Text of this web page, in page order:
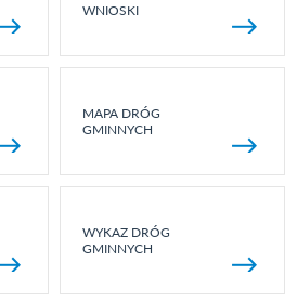
WNIOSKI
MAPA DRÓG
GMINNYCH
WYKAZ DRÓG
GMINNYCH